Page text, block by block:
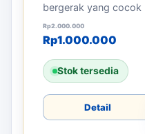
bergerak yang cocok
Rp2.000.000
Harga aslinya
Rp1.000.000
Harga saat ini
Stok tersedia
Detail